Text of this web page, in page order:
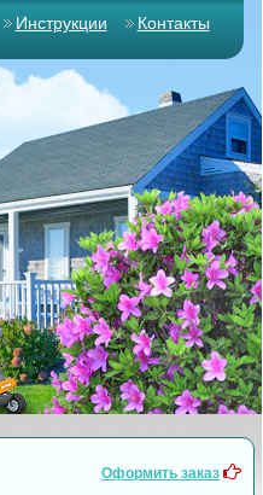
Инструкции Контакты
Оформить заказ